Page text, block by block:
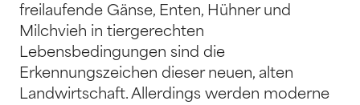
freilaufende Gänse, Enten, Hühner und
Milchvieh in tiergerechten
Lebensbedingungen sind die
Erkennungszeichen dieser neuen, alten
Landwirtschaft. Allerdings werden moderne